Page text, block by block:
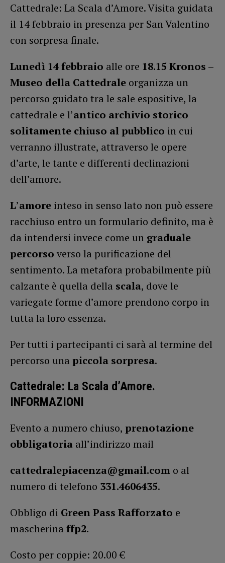
Cattedrale: La Scala d’Amore. Visita guidata
il 14 febbraio in presenza per San Valentino
con sorpresa finale.
Lunedì 14 febbraio alle ore 18.15 Kronos –
Museo della Cattedrale organizza un
percorso guidato tra le sale espositive, la
cattedrale e l’antico archivio storico
solitamente chiuso al pubblico in cui
verranno illustrate, attraverso le opere
d’arte, le tante e differenti declinazioni
dell’amore.
L’amore inteso in senso lato non può essere
racchiuso entro un formulario definito, ma è
da intendersi invece come un graduale
percorso verso la purificazione del
sentimento. La metafora probabilmente più
calzante è quella della scala, dove le
variegate forme d’amore prendono corpo in
tutta la loro essenza.
Per tutti i partecipanti ci sarà al termine del
percorso una piccola sorpresa.
Cattedrale: La Scala d’Amore.
INFORMAZIONI
Evento a numero chiuso, prenotazione
obbligatoria all’indirizzo mail
cattedralepiacenza@gmail.com o al
numero di telefono 331.4606435.
Obbligo di Green Pass Rafforzato e
mascherina ffp2.
Costo per coppie: 20.00 €